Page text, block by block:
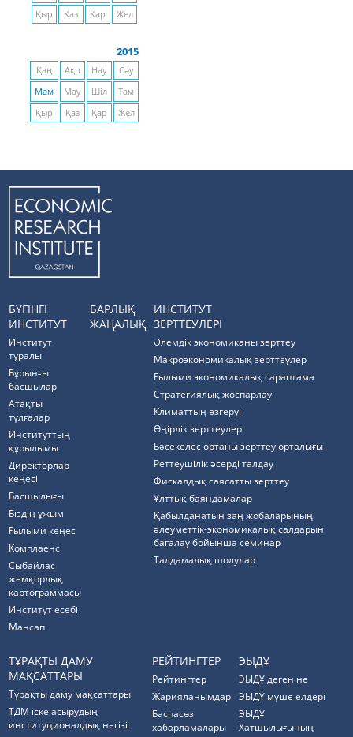
Қыр
Қаз Қар Жел
2015
Қаң Ақп Нау
Сәу
Мам
Мау Шіл
Там
Қыр
Қаз Қар Жел
БҮГІНГІ
ИНСТИТУТ
Институт
туралы
Бұрынғы
басшылар
Атақты
тұлғалар
Институттың
құрылымы
Директорлар
кеңесі
Басшылығы
Біздің ұжым
Ғылыми кеңес
Комплаенс
Cыбайлас
жемқорлық
картограммасы
Институт есебі
Мансап
БАРЛЫҚ
ЖАҢАЛЫҚ
ИНСТИТУТ
ЗЕРТТЕУЛЕРІ
Әлемдік экономиканы зерттеу
Макроэкономикалық зерттеулер
Ғылыми экономикалық сараптама
Стратегиялық жоспарлау
Климаттың өзгеруі
Өңірлік зерттеулер
Бәсекелес ортаны зерттеу орталығы
Реттеушілік әсерді талдау
Фискалдық саясатты зерттеу
Ұлттық баяндамалар
Қабылданатын заң жобаларының
әлеуметтік-экономикалық салдарын
бағалау бойынша семинар
Талдамалық шолулар
ТҰРАҚТЫ ДАМУ
МАҚСАТТАРЫ
Тұрақты даму мақсаттары
ТДМ іске асырудың
институционалдық негізі
РЕЙТИНГТЕР
Рейтингтер
Жарияланымдар
Баспасөз
хабарламалары
ЭЫДҰ
ЭЫДҰ деген не
ЭЫДҰ мүше елдері
ЭЫДҰ
Хатшылығының